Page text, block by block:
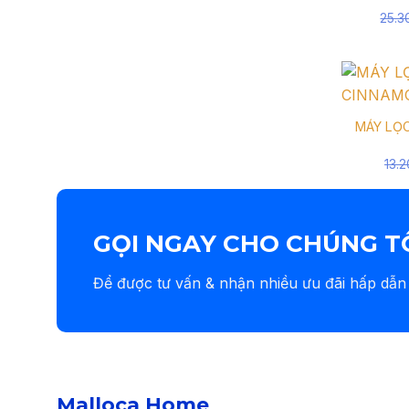
MÁY
GỌI NGAY CHO CHÚNG
Để được tư vấn & nhận nhiều ưu đãi hấp dẫn